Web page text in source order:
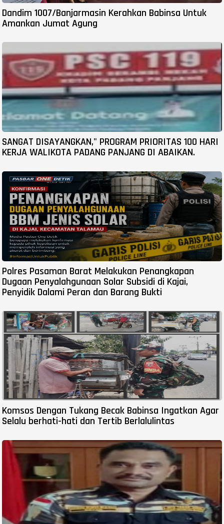
Dandim 1007/Banjarmasin Kerahkan Babinsa Untuk
Amankan Jumat Agung
SANGAT DISAYANGKAN," PROGRAM PRIORITAS 100 HARI
KERJA WALIKOTA PADANG PANJANG DI ABAIKAN.
Polres Pasaman Barat Melakukan Penangkapan
Dugaan Penyalahgunaan Solar Subsidi di Kajai,
Penyidik Dalami Peran dan Barang Bukti
Komsos Dengan Tukang Becak Babinsa Ingatkan Agar
Selalu berhati-hati dan Tertib Berlalulintas